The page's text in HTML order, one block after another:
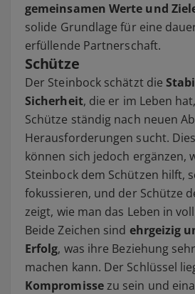
gemeinsamen Werte und
solide Grundlage für eine
erfüllende Partnerschaft.
Schütze
Der Steinbock schätzt die
Sicherheit, die er im Leben
Schütze ständig nach neuen
Herausforderungen sucht.
können sich jedoch ergänzen,
Steinbock dem Schützen hilft,
fokussieren, und der Schütze
zeigt, wie man das Leben in
Beide Zeichen sind ehrgeizig
Erfolg, was ihre Beziehung
machen kann. Der Schlüssel
Kompromissezu sein und